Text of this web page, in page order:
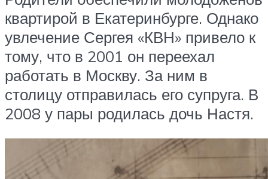
квартирой в Екатеринбурге. Однако
увлечение Сергея «КВН» привело к
тому, что в 2001 он переехал
работать в Москву. За ним в
столицу отправилась его супруга. В
2008 у пары родилась дочь Настя.